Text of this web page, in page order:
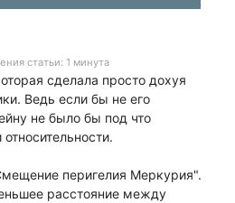
статьи: 1 минута
сделала просто дохуя
Ведь если бы не его
не было бы под что
перигелия Меркурия".
расстояние между